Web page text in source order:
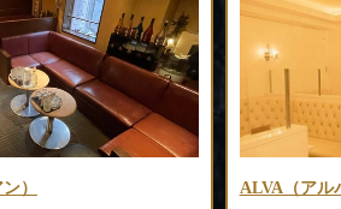
Bar Lounge